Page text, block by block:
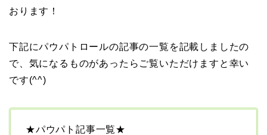
おります！
下記にパウパトロールの記事の一覧を記載しましたの
で、気になるものがあったらご覧いただけますと幸い
です(^^)
★パウパト記事一覧★